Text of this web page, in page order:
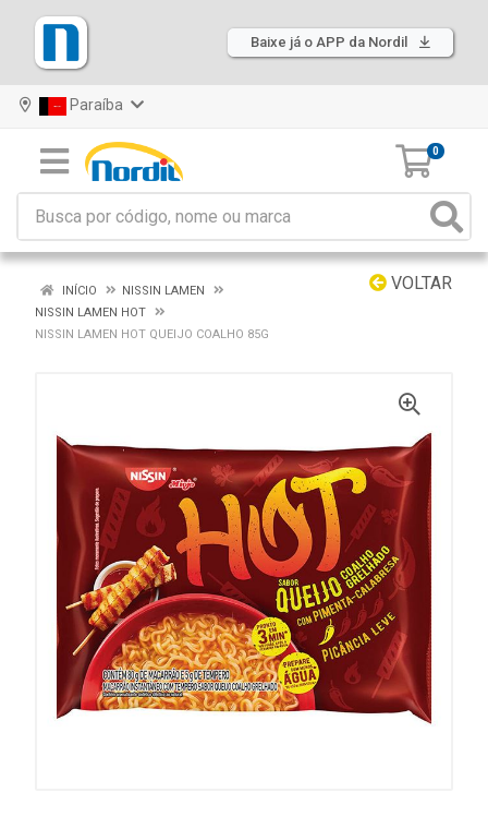
Baixe já o APP da Nordil
Paraíba
0
VOLTAR
INÍCIO
NISSIN LAMEN
NISSIN LAMEN HOT
NISSIN LAMEN HOT QUEIJO COALHO 85G